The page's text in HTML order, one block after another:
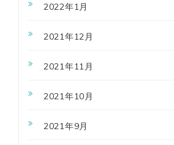
2022年1月
2021年12月
2021年11月
2021年10月
2021年9月